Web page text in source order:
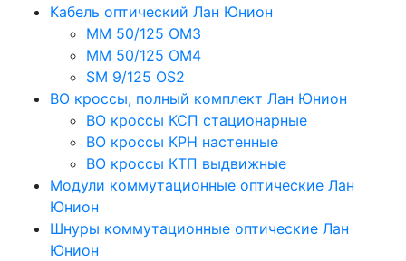
Кабель оптический Лан Юнион
MM 50/125 OM3
MM 50/125 OM4
SM 9/125 OS2
ВО кроссы, полный комплект Лан Юнион
ВО кроссы КСП стационарные
ВО кроссы КРН настенные
ВО кроссы КТП выдвижные
Модули коммутационные оптические Лан
Юнион
Шнуры коммутационные оптические Лан
Юнион